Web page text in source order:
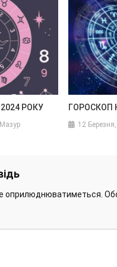
РОКУ ГОРОСКОП
12
оприлюднюватиметься.